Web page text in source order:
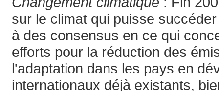
sur le climat qui puisse
à des consensus en ce qui
efforts pour la réduction des
l'adaptation dans les pays en
internationaux déjà existants,